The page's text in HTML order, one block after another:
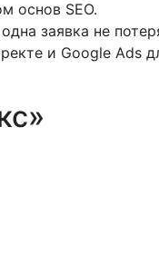
основ SEO.
заявка не
и Google Ads